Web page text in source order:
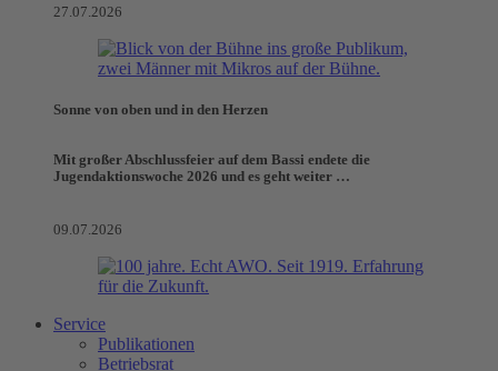
27.07.2026
Sonne von oben und in den Herzen
Mit großer Abschlussfeier auf dem Bassi endete die
Jugendaktionswoche 2026 und es geht weiter …
09.07.2026
Service
Publikationen
Betriebsrat